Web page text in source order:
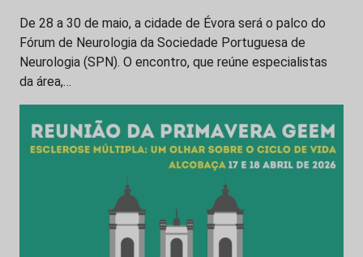
De 28 a 30 de maio, a cidade de Évora será o palco do
Fórum de Neurologia da Sociedade Portuguesa de
Neurologia (SPN). O encontro, que reúne especialistas
da área,…